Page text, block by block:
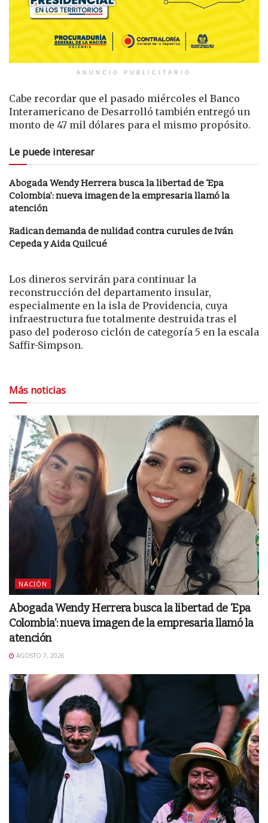
ANUNCIO PUBLICITARIO
Cabe recordar que el pasado miércoles el Banco
Interamericano de Desarrolló también entregó un
monto de 47 mil dólares para el mismo propósito.
Le puede interesar
Abogada Wendy Herrera busca la libertad de ‘Epa
Colombia’: nueva imagen de la empresaria llamó la
atención
Radican demanda de nulidad contra curules de Iván
Cepeda y Aida Quilcué
Los dineros servirán para continuar la
reconstrucción del departamento insular,
especialmente en la isla de Providencia, cuya
infraestructura fue totalmente destruida tras el
paso del poderoso ciclón de categoría 5 en la escala
Saffir-Simpson.
Más noticias
NACIÓN
Abogada Wendy Herrera busca la libertad de ‘Epa
Colombia’: nueva imagen de la empresaria llamó la
atención
AGOSTO 7, 2026